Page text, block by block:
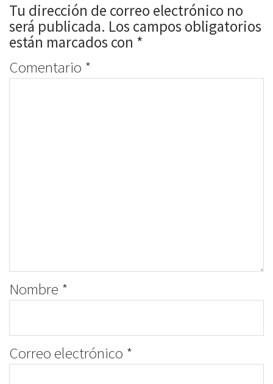
Tu dirección de correo electrónico no
será publicada. Los campos obligatorios
están marcados con *
Comentario *
Nombre *
Correo electrónico *